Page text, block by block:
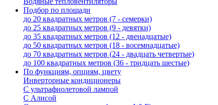
Подбор по площади
до 20 квадратных метров (7 - семерки)
до 25 квадратных метров (9 - девятки)
до 35 квадратных метров (12 - двенадцатые)
до 50 квадратных метров (18 - восемнадцатые)
до 70 квадратных метров (24 - двадцать четвертые)
до 100 квадратных метров (36 - тридцать шестые)
По функциям, опциям, цвету
Инверторные кондиционеры
С ультрафиолетовой лампой
С Алисой